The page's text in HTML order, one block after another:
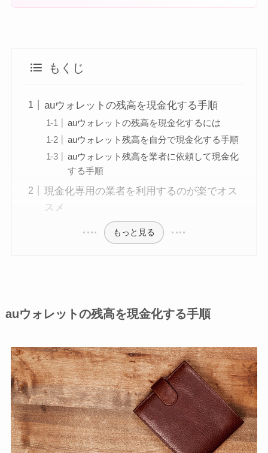
もくじ
auウォレットの残高を現金化する手順
auウォレットの残高を現金化するには
auウォレット残高を自分で現金化する手順
auウォレット残高を業者に依頼して現金化
する手順
現金化専用の業者を利用するのが楽でオス
スメ
もっと見る
auウォレットの残高を現金化する手順